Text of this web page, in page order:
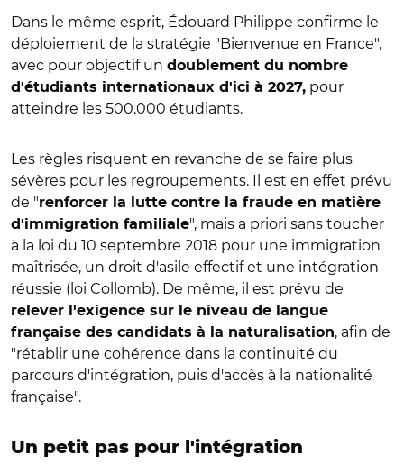
Dans le même esprit, Édouard Philippe confirme le
déploiement de la stratégie "Bienvenue en France",
avec pour objectif un doublement du nombre
d'étudiants internationaux d'ici à 2027, pour
atteindre les 500.000 étudiants.
Les règles risquent en revanche de se faire plus
sévères pour les regroupements. Il est en effet prévu
de "renforcer la lutte contre la fraude en matière
d'immigration familiale", mais a priori sans toucher
à la loi du 10 septembre 2018 pour une immigration
maîtrisée, un droit d'asile effectif et une intégration
réussie (loi Collomb). De même, il est prévu de
relever l'exigence sur le niveau de langue
française des candidats à la naturalisation, afin de
"rétablir une cohérence dans la continuité du
parcours d'intégration, puis d'accès à la nationalité
française".
Un petit pas pour l'intégration